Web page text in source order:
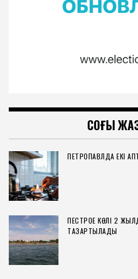
СОҢҒЫ
ПЕТРОПАВЛДА ЕКІ
ПЕСТРОЕ КӨЛІ 2
ТАЗАРТЫЛАДЫ